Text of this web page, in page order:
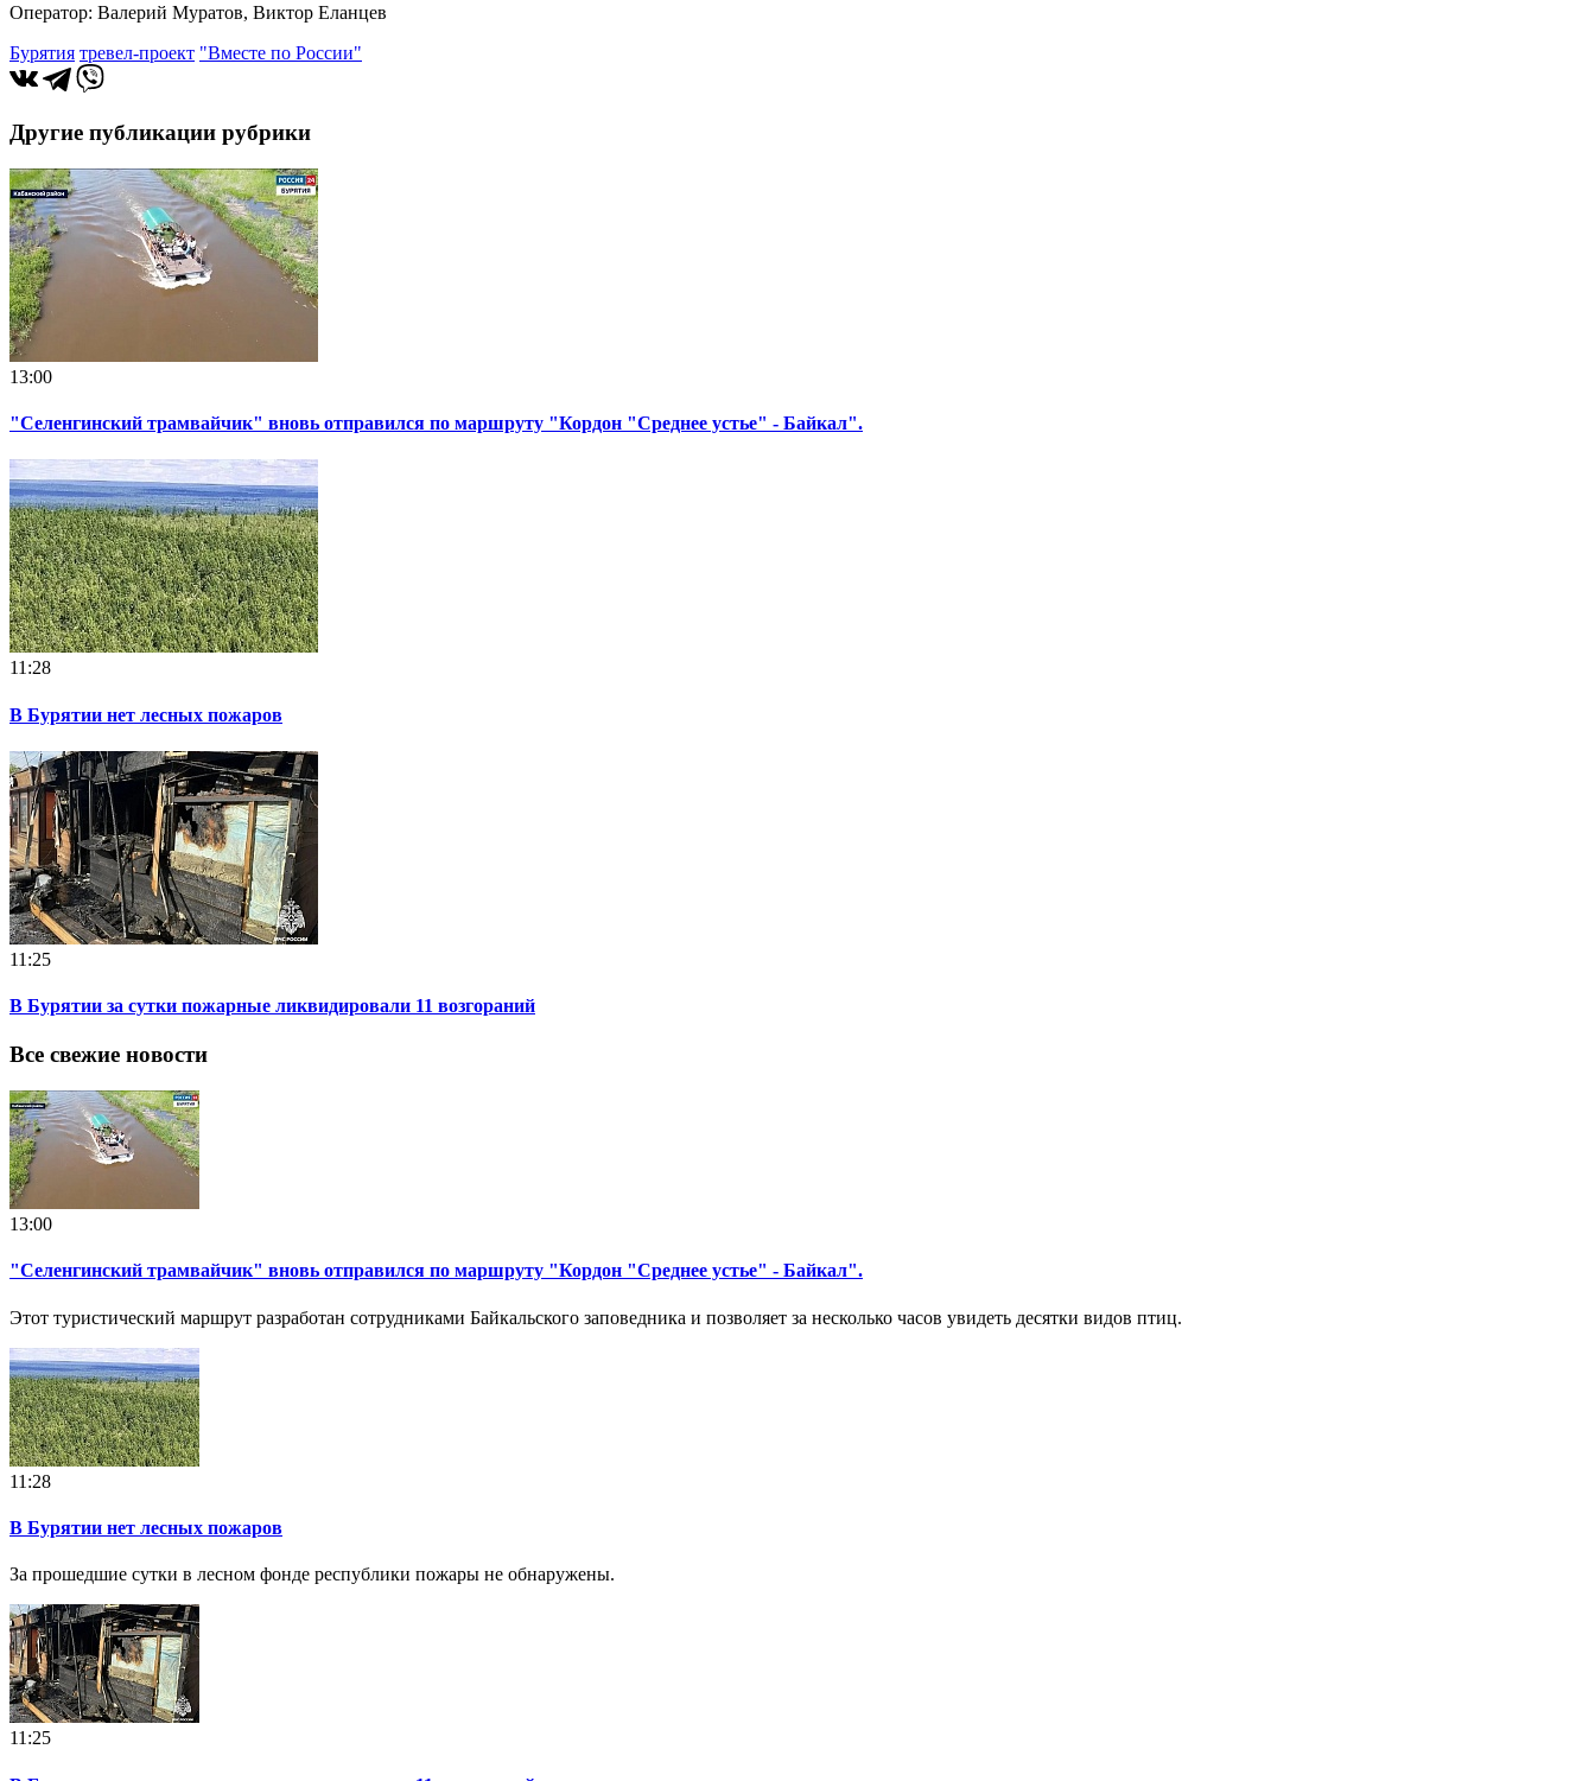
Оператор: Валерий Муратов, Виктор Еланцев
Бурятия тревел-проект "Вместе по России"
Другие публикации рубрики
13:00
"Селенгинский трамвайчик" вновь отправился по маршруту "Кордон "Среднее устье" - Байкал".
11:28
В Бурятии нет лесных пожаров
11:25
В Бурятии за сутки пожарные ликвидировали 11 возгораний
Все свежие новости
13:00
"Селенгинский трамвайчик" вновь отправился по маршруту "Кордон "Среднее устье" - Байкал".
Этот туристический маршрут разработан сотрудниками Байкальского заповедника и позволяет за несколько часов увидеть десятки видов птиц.
11:28
В Бурятии нет лесных пожаров
За прошедшие сутки в лесном фонде республики пожары не обнаружены.
11:25